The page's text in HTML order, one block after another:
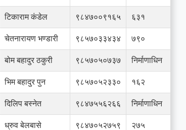
टिकाराम कंडेल ९८४७००९१६५ ६३१
चेतनारायण भण्डारी ९८५७०३३४३४ ७९०
बोम बहादुर ठकुरी ९८५७०५०७३७ निर्माणाधिन
भिम बहादुर पुन ९८५७०५२३३० १६२
दिलिप बस्नेत ९८४७५५६२६६ निर्माणाधिन
ध्रुव बेलबासे ९८४७०५२७५९ २७५